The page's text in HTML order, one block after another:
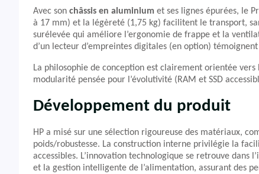
Avec son châssis en aluminium et ses lignes épurées, le
à 17 mm) et la légèreté (1,75 kg) facilitent le transport,
surélevée qui améliore l’ergonomie de frappe et la
d’un lecteur d’empreintes digitales (en option)
La philosophie de conception est clairement orientée vers
modularité pensée pour l’évolutivité (RAM et SSD
Développement du produit
HP a misé sur une sélection rigoureuse des matériaux,
poids/robustesse. La construction interne privilégie la
accessibles. L’innovation technologique se retrouve dans
et la gestion intelligente de l’alimentation, assurant des